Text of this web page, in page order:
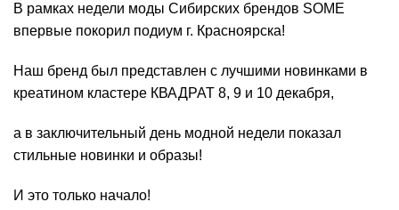
В рамках недели моды Сибирских брендов SOME
впервые покорил подиум г. Красноярска!
Наш бренд был представлен с лучшими новинками в
креатином кластере КВАДРАТ 8, 9 и 10 декабря,
а в заключительный день модной недели показал
стильные новинки и образы!
И это только начало!